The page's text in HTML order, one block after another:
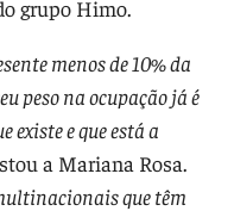
grupo Himo.
menos de 10% da
peso na ocupação já é
existe e que está a
a Mariana Rosa.
que têm